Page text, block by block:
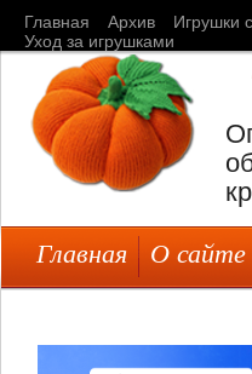
Главная Архив Игрушки
Уход за игрушками
Главная О сайте